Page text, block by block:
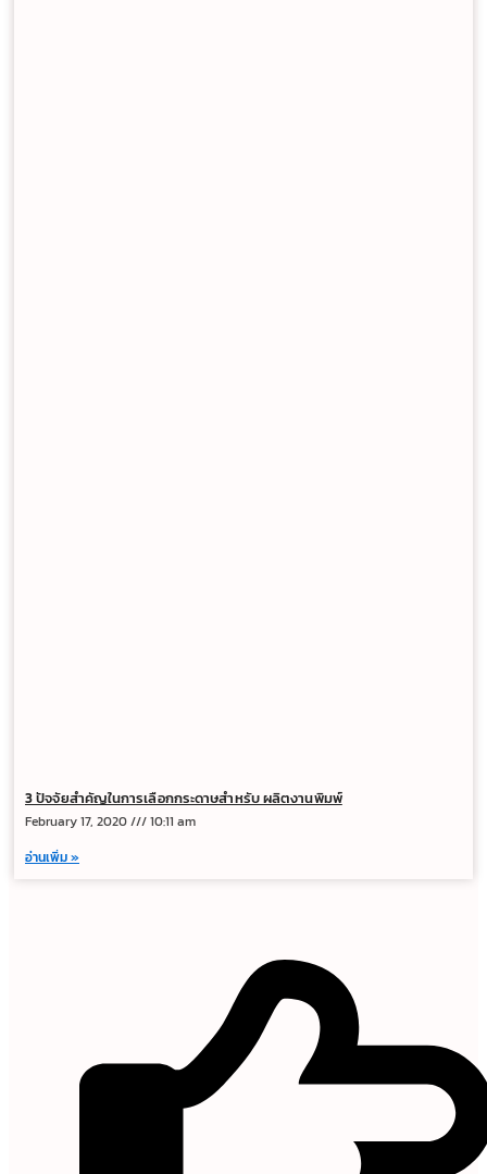
3 ปัจจัยสำคัญในการเลือกกระดาษสำหรับ ผลิตงานพิมพ์
February 17, 2020
10:11 am
อ่านเพิ่ม »